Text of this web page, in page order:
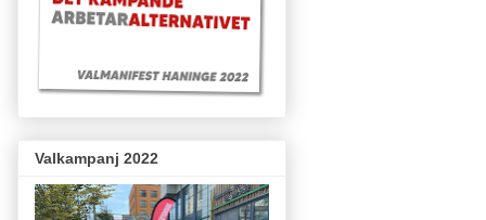
Valkampanj 2022